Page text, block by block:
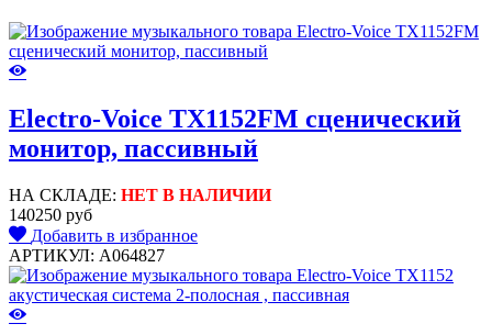
Electro-Voice TX1152FM сценический
монитор, пассивный
НА СКЛАДЕ: НЕТ В НАЛИЧИИ
140250 руб
Добавить в избранное
АРТИКУЛ: A064827